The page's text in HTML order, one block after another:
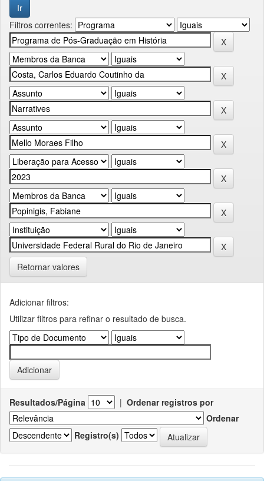
Filtros correntes:
Retornar valores
Adicionar filtros:
Utilizar filtros para refinar o resultado de busca.
Resultados/Página | Ordenar registros por
Ordenar
Registro(s)